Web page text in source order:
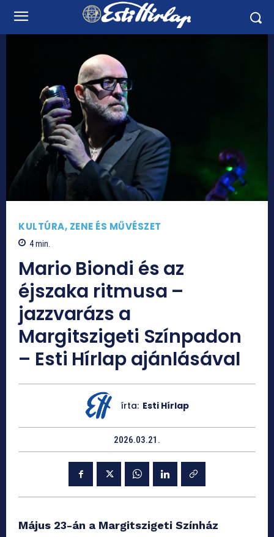
KULTÚRA, ZENE ÉS MŰVÉSZET
4min.
Mario Biondi és az
éjszaka ritmusa –
jazzvarázs a
Margitszigeti Színpadon
– Esti Hírlap ajánlásával
írta: Esti Hírlap
2026.03.21.
Május 23-án a Margitszigeti Színház